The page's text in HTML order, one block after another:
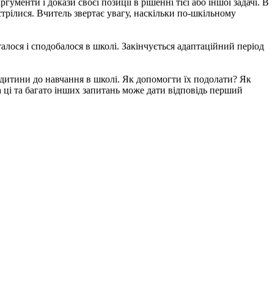
і докази своєї позиції в рішенні тієї або іншої задачі. В
Вчитель звертає увагу, наскільки по-шкільному
і сподобалося в школі. Закінчується адаптаційний період
до навчання в школі. Як допомогти їх подолати? Як
та багато інших запитань може дати відповідь перший